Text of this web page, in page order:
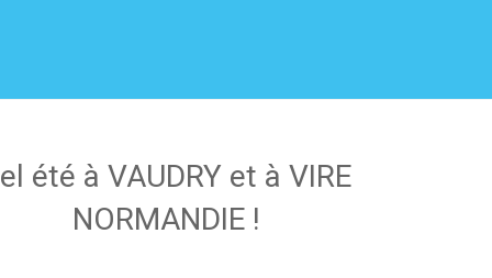
été à VAUDRY et à VIRE
NORMANDIE !